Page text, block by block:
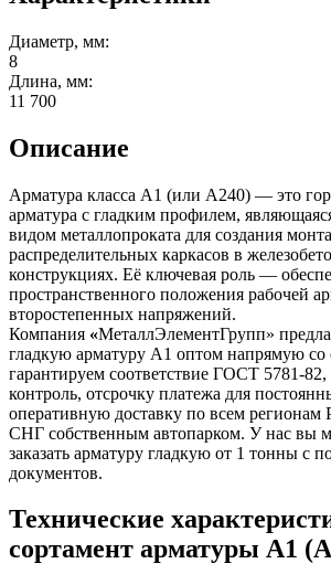
Диаметр, мм:
8
Длина, мм:
11 700
Описание
Арматура класса А1 (или А240) — это
арматура с гладким профилем,
видом металлопроката для создания
распределительных каркасов в
конструкциях. Её ключевая роль —
пространственного положения рабочей
второстепенных напряжений.
Компания «МеталлЭлементГрупп»
гладкую арматуру А1 оптом напрямую
гарантируем соответствие ГОСТ 5781-82,
контроль, отсрочку платежа для
оперативную доставку по всем регионам
СНГ собственным автопарком. У нас вы
заказать арматуру гладкую от 1 тонны с
документов.
Технические
сортамент арматуры А1